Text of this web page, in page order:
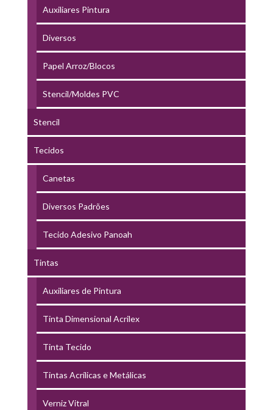
Auxiliares Pintura
Diversos
Papel Arroz/Blocos
Stencil/Moldes PVC
Stencil
Tecidos
Canetas
Diversos Padrões
Tecido Adesivo Panoah
Tintas
Auxiliares de Pintura
Tinta Dimensional Acrilex
Tinta Tecido
Tintas Acrílicas e Metálicas
Verniz Vitral